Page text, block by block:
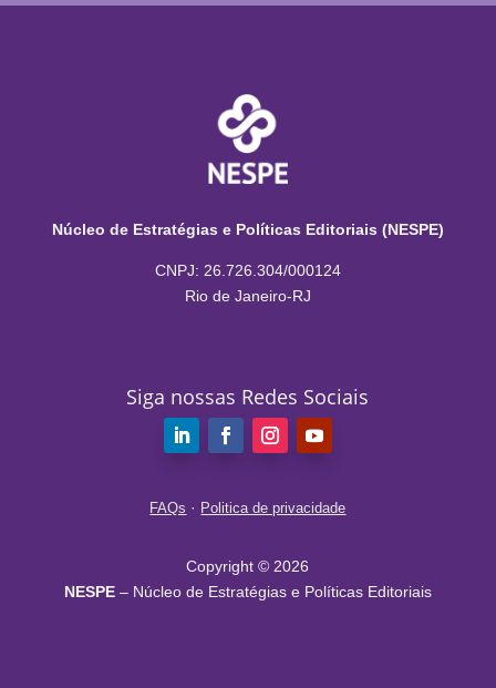
Núcleo de Estratégias e Políticas Editoriais (NESPE)
CNPJ: 26.726.304/000124
Rio de Janeiro-RJ
Siga nossas Redes Sociais
FAQs · Politica de privacidade
Copyright © 2026
NESPE– Núcleo de Estratégias e Políticas Editoriais